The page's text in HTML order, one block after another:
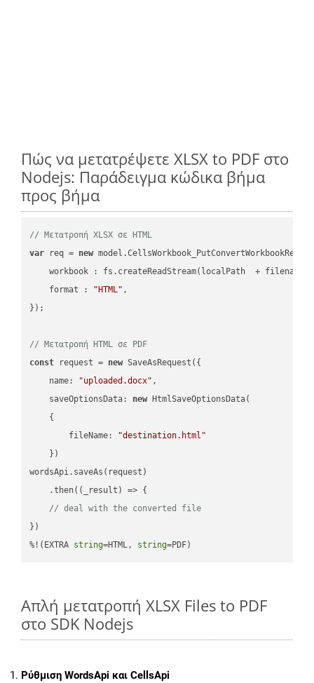
Πώς να μετατρέψετε XLSX to PDF στο
Nodejs: Παράδειγμα κώδικα βήμα
προς βήμα
// Μετατροπή XLSX σε HTML
var req = new
workbook : fs.createReadStream(localPath  + filename
format : "HTML" ,
});
// Μετατροπή HTML σε PDF
const request = new SaveAsRequest({
name: "uploaded.docx" ,
saveOptionsData: new HtmlSaveOptionsData(
    {
fileName:
"destination.html"
    })
wordsApi.saveAs(request)
    .then(
( _result ) => {
// deal with the converted file
})
%!(EXTRA string=HTML, string=PDF)
Απλή μετατροπή XLSX Files to PDF
στο SDK Nodejs
Ρύθμιση WordsApi και CellsApi